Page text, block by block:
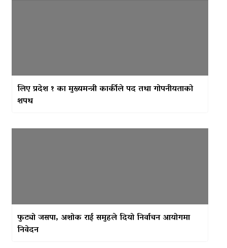
लिए प्रदेश १ का मुख्यमन्त्री कार्कीले पद तथा गोपनीयताको
शपथ
फुट्यो जसपा, अशोक राई समुहले दियो निर्वाचन आयोगमा
निवेदन